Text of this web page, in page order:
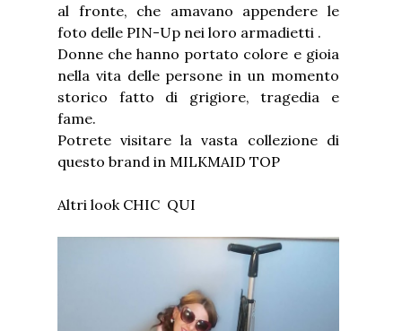
al fronte, che amavano appendere le
foto delle PIN-Up nei loro armadietti .
Donne che hanno portato colore e gioia
nella vita delle persone in un momento
storico fatto di grigiore, tragedia e
fame.
Potrete visitare la vasta collezione di
questo brand in MILKMAID TOP
Altri look CHIC QUI